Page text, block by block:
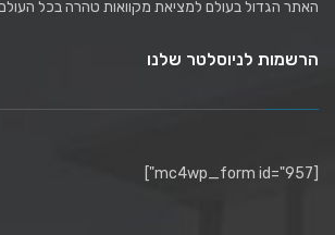
האתר הגדול בעולם למציאת מקוואות טהרה בכל
הרשמות לניוסלטר שלנו
[mc4wp_form id="957"]